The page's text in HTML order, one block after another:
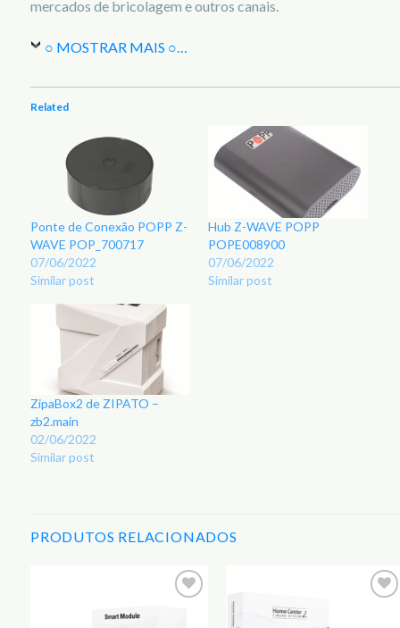
mercados de bricolagem e outros canais.
○ MOSTRAR MAIS ○…
Related
Ponte de Conexão POPP Z-
WAVE POP_700717
07/06/2022
Similar post
Hub Z-WAVE POPP
POPE008900
07/06/2022
Similar post
ZipaBox2 de ZIPATO –
zb2.main
02/06/2022
Similar post
PRODUTOS RELACIONADOS